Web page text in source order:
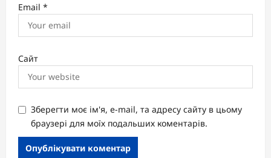
Email *
Сайт
Зберегти моє ім'я, e-mail, та адресу сайту в цьому
браузері для моїх подальших коментарів.